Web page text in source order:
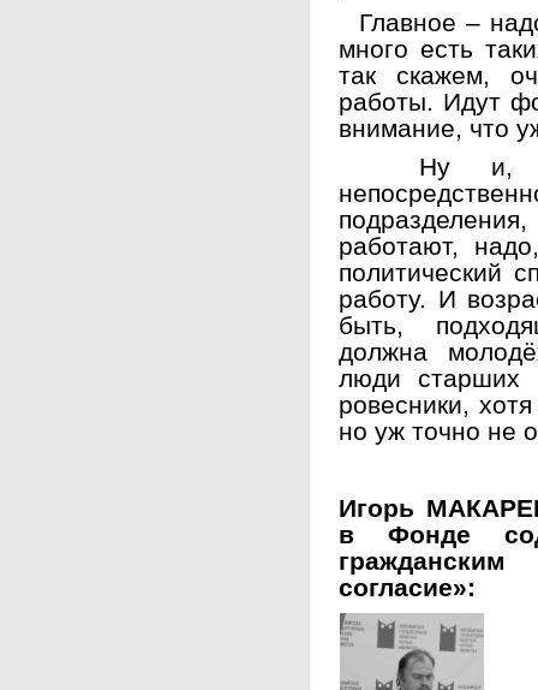
Главное –
много есть
так скажем,
работы. Идут
внимание, что
Ну и,
работают,
политический
работу. И
быть,
должна
люди старших
ровесники,
но уж точно не
Игорь
в Фонде
согласие»: